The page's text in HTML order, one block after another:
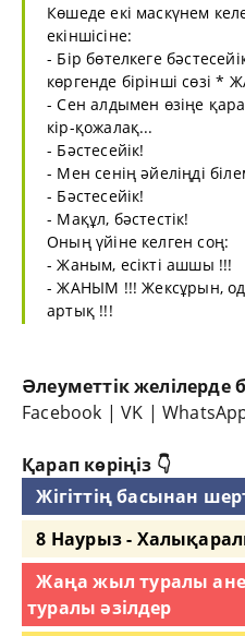
Көшеде екі маскүнем
екіншісіне:
- Бір бөтелкеге
көргенде бірінші сөзі
- Сен алдымен өзіңе
кір-қожалақ...
- Бәстесейік!
- Мен сенің әйеліңді
- Бәстесейік!
- Мақұл, бәстестік!
Оның үйіне келген соң:
- Жаным, есікті ашшы !!!
- ЖАНЫМ !!! Жексұрын,
артық !!!
Әлеуметтік желілерде
Facebook |VK |
Қарап көріңіз 👇
Жігіттің басынан
8 Наурыз -
Жаңа жыл туралы
туралы әзілдер